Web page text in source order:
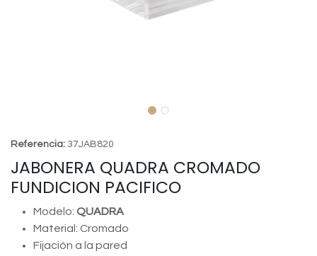
Referencia: 37JAB820
JABONERA QUADRA CROMADO
FUNDICION PACIFICO
Modelo: QUADRA
Material: Cromado
Fijación a la pared